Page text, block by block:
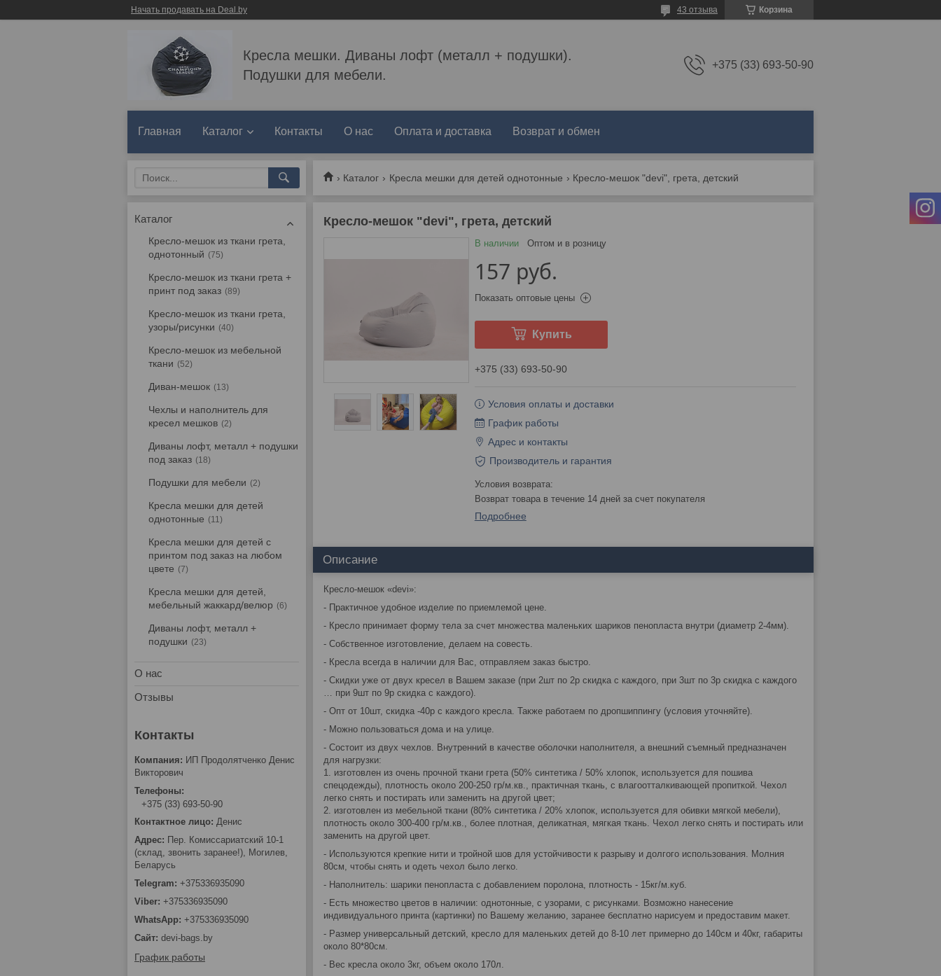
Начать продавать на Deal.by Корзина
43 отзыва
Кресла мешки. Диваны лофт (металл + подушки).
Подушки для мебели.
+375 (33) 693-50-90
Главная Каталог Контакты О нас Оплата и доставка Возврат и обмен
Каталог Кресла мешки для детей однотонные Кресло-мешок "devi", грета, детский
Кресло-мешок "devi", грета, детский
В наличии Оптом и в розницу
157 руб.
Показать оптовые цены
Купить
+375 (33) 693-50-90
Условия оплаты и доставки
График работы
Адрес и контакты
Производитель и гарантия
возврат товара в течение 14 дней за счет покупателя
Подробнее
Описание
Кресло-мешок «devi»:
- Практичное удобное изделие по приемлемой цене.
- Кресло принимает форму тела за счет множества маленьких шариков пенопласта внутри (диаметр 2-4мм).
- Собственное изготовление, делаем на совесть.
- Кресла всегда в наличии для Вас, отправляем заказ быстро.
- Скидки уже от двух кресел в Вашем заказе (при 2шт по 2р скидка с каждого, при 3шт по 3р скидка с каждого
… при 9шт по 9р скидка с каждого).
- Опт от 10шт, скидка -40р с каждого кресла. Также работаем по дропшиппингу (условия уточняйте).
- Можно пользоваться дома и на улице.
- Состоит из двух чехлов. Внутренний в качестве оболочки наполнителя, а внешний съемный предназначен
для нагрузки:
1. изготовлен из очень прочной ткани грета (50% синтетика / 50% хлопок, используется для пошива
спецодежды), плотность около 200-250 гр/м.кв., практичная ткань, с влагоотталкивающей пропиткой. Чехол
легко снять и постирать или заменить на другой цвет;
2. изготовлен из мебельной ткани (80% синтетика / 20% хлопок, используется для обивки мягкой мебели),
плотность около 300-400 гр/м.кв., более плотная, деликатная, мягкая ткань. Чехол легко снять и постирать или
заменить на другой цвет.
- Используются крепкие нити и тройной шов для устойчивости к разрыву и долгого использования. Молния
80см, чтобы снять и одеть чехол было легко.
- Наполнитель: шарики пенопласта с добавлением поролона, плотность - 15кг/м.куб.
- Есть множество цветов в наличии: однотонные, с узорами, с рисунками. Возможно нанесение
индивидуального принта (картинки) по Вашему желанию, заранее бесплатно нарисуем и предоставим макет.
- Размер универсальный детский, кресло для маленьких детей до 8-10 лет примерно до 140см и 40кг, габариты
около 80*80см.
- Вес кресла около 3кг, объем около 170л.
Каталог
Кресло-мешок из ткани грета,
однотонный
75
Кресло-мешок из ткани грета +
принт под заказ
89
Кресло-мешок из ткани грета,
узоры/рисунки
40
Кресло-мешок из мебельной
ткани
52
Диван-мешок 13
Чехлы и наполнитель для
кресел мешков
2
Диваны лофт, металл + подушки
под заказ
18
Подушки для мебели 2
Кресла мешки для детей
однотонные
11
Кресла мешки для детей с
принтом под заказ на любом
цвете
7
Кресла мешки для детей,
мебельный жаккард/велюр
6
Диваны лофт, металл +
подушки
23
О нас
Отзывы
ИП Продолятченко Денис
Викторович
+375 (33) 693-50-90
Денис
Пер. Комиссариатский 10-1
(склад, звонить заранее!), Могилев,
Беларусь
+375336935090
+375336935090
+375336935090
devi-bags.by
График работы